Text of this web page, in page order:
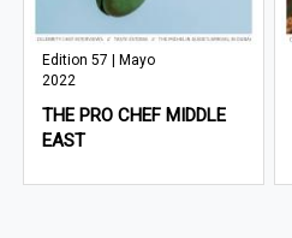
Edition 57 | Mayo
2022
THE PRO CHEF MIDDLE
EAST